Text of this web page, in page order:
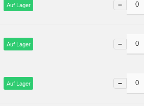
Auf Lager −
Auf Lager −
Auf Lager −